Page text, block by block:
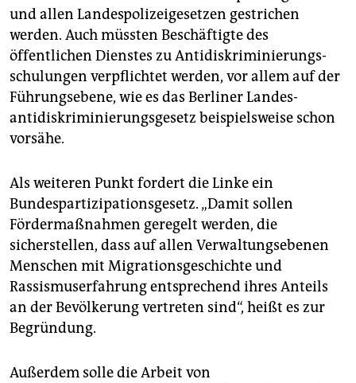
und allen Landespolizeigesetzen gestrichen
werden. Auch müssten Beschäftigte des
öffentlichen Dienstes zu Antidiskriminierungs­
schulungen verpflichtet werden, vor allem auf der
Führungsebene, wie es das Berliner Landes­
antidiskriminierungsgesetz beispielsweise schon
vorsähe.
Als weiteren Punkt fordert die Linke ein
Bundespartizipationsgesetz. „Damit sollen
Fördermaßnahmen geregelt werden, die
sicherstellen, dass auf allen Verwaltungsebenen
Menschen mit Migrationsgeschichte und
Rassismuserfahrung entsprechend ihres Anteils
an der Bevölkerung vertreten sind“, heißt es zur
Begründung.
Außerdem solle die Arbeit von